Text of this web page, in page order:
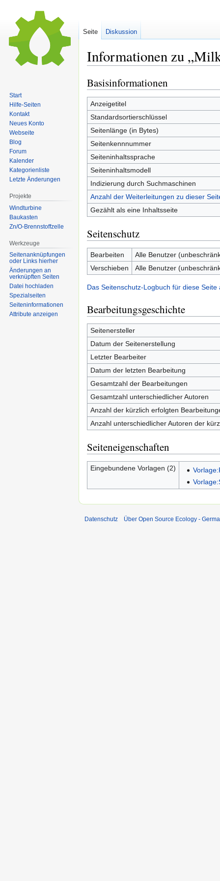
Informationen zu
Zur
Navigation
springen
Zur
Suche
springen
Basisinformationen
Anzeigetitel
Standardsortierschlüssel
Seitenlänge (in Bytes)
Seitenkennnummer
Seiteninhaltssprache
Seiteninhaltsmodell
Indizierung durch Suchmaschinen
Anzahl der Weiterleitungen zu dieser
Gezählt als eine Inhaltsseite
Seitenschutz
Bearbeiten
Alle Benutzer
Verschieben
Alle Benutzer
Das Seitenschutz-Logbuch für diese Seite
Bearbeitungsgeschichte
Seitenersteller
Datum der Seitenerstellung
Letzter Bearbeiter
Datum der letzten Bearbeitung
Gesamtzahl der Bearbeitungen
Gesamtzahl unterschiedlicher Autoren
Anzahl der kürzlich erfolgten
Anzahl unterschiedlicher Autoren der
Seiteneigenschaften
Eingebundene Vorlagen (2)
Seite Diskussion
Start
Hilfe-Seiten
Kontakt
Neues Konto
Webseite
Blog
Forum
Kalender
Kategorienliste
Letzte Änderungen
Projekte
Windturbine
Baukasten
Zn/O-Brennstoffzelle
Werkzeuge
Seitenanknüpfungen
oder Links hierher
Änderungen an
verknüpften Seiten
Datei hochladen
Spezialseiten
Seiten­informationen
Attribute anzeigen
Datenschutz Über Open Source Ecology -